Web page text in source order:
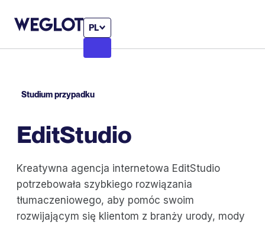
PL
Studium przypadku
EditStudio
Kreatywna agencja internetowa EditStudio
potrzebowała szybkiego rozwiązania
tłumaczeniowego, aby pomóc swoim
rozwijającym się klientom z branży urody, mody